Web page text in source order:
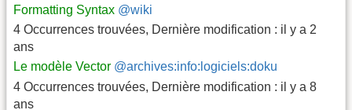
Formatting Syntax @wiki
4 Occurrences trouvées, Dernière modification : il y a 2
ans
Le modèle Vector @archives:info:logiciels:doku
4 Occurrences trouvées, Dernière modification : il y a 8
ans